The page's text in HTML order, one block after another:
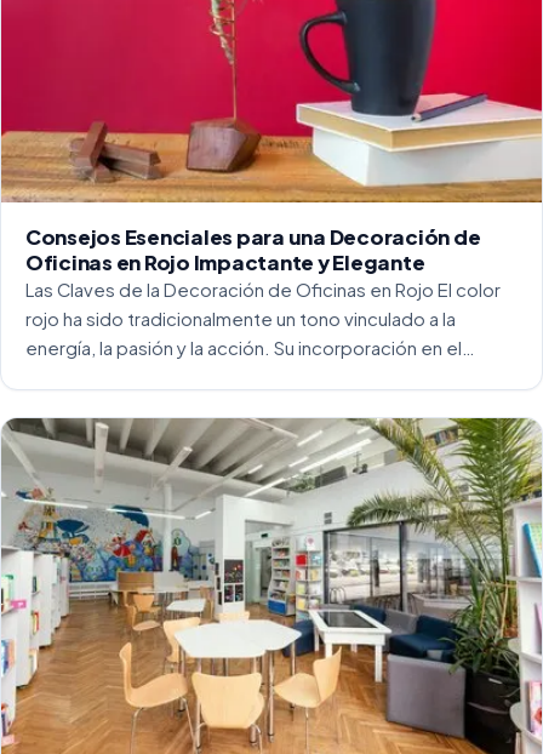
Consejos Esenciales para una Decoración de
Oficinas en Rojo Impactante y Elegante
Las Claves de la Decoración de Oficinas en Rojo El color
rojo ha sido tradicionalmente un tono vinculado a la
energía, la pasión y la acción. Su incorporación en el